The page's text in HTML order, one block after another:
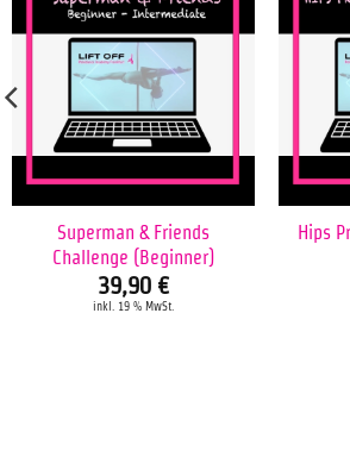
Superman & Friends
Challenge (Beginner)
39,90 €
inkl. 19 % MwSt.
Hips